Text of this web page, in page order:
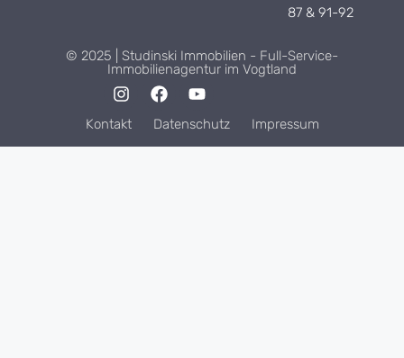
87 & 91-92
© 2025 | Studinski Immobilien - Full-Service-
Immobilienagentur im Vogtland
Kontakt Datenschutz Impressum